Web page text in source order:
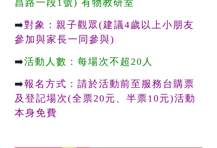
昌路一段1號) 有物教研室
➡️對象：親子觀眾(建議4歲以上小朋友
參加與家長一同參與)
➡️活動人數：每場次不超20人
➡️報名方式：請於活動前至服務台購票
及登記場次(全票20元、半票10元)活動
本身免費